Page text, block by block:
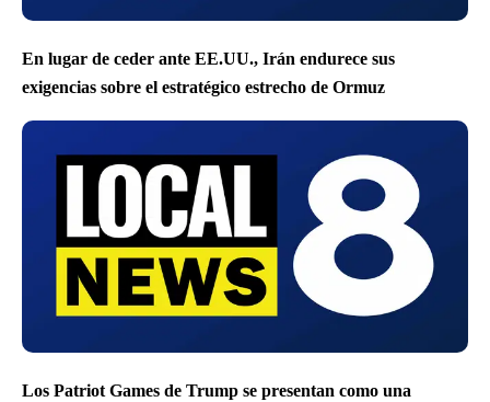
En lugar de ceder ante EE.UU., Irán endurece sus
exigencias sobre el estratégico estrecho de Ormuz
Los Patriot Games de Trump se presentan como una